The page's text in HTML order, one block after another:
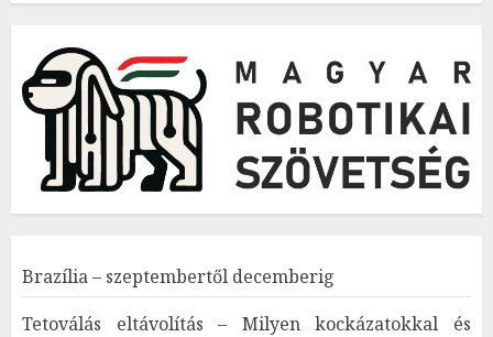
Brazília – szeptembertől decemberig
Tetoválás eltávolítás – Milyen kockázatokkal és